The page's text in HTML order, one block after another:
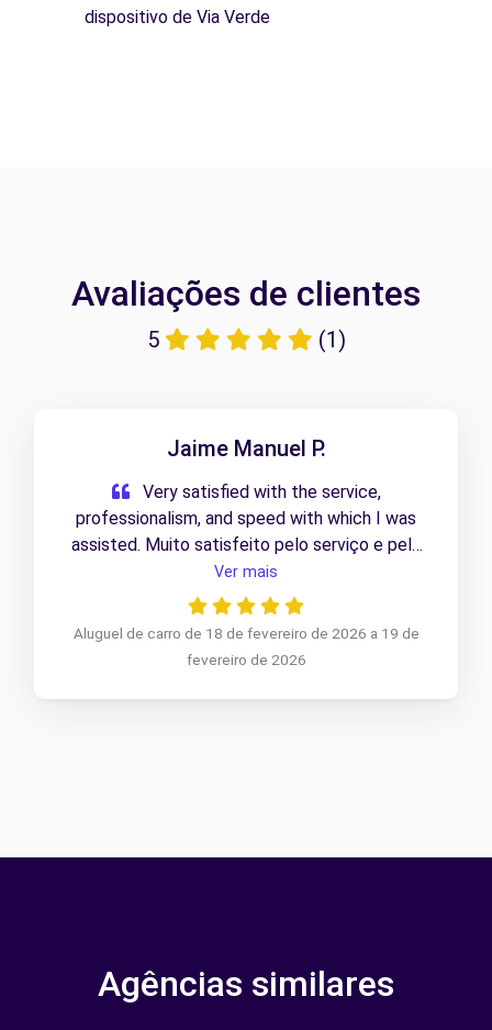
dispositivo de Via Verde
Avaliações de clientes
5 (1)
Jaime Manuel P.
Very satisfied with the service,
professionalism, and speed with which I was
assisted. Muito satisfeito pelo serviço e pelo
profissionalismo e rapidez com que fui atendido.
Ver mais
Aluguel de carro de 18 de fevereiro de 2026 a 19 de
fevereiro de 2026
Agências similares